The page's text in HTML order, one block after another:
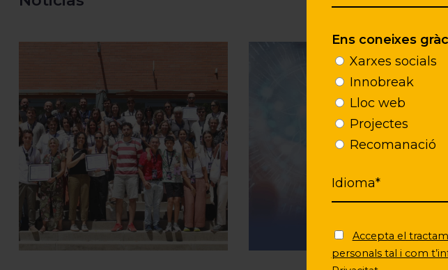
Ens coneixes
Xarxes socials
Innobreak
Lloc web
Projectes
Recomanació
Accepta el
personals tal i com